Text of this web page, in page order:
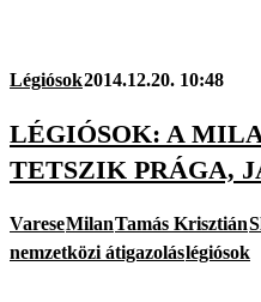
Légiósok2014.12.20. 10:48
LÉGIÓSOK: A
TETSZIK PRÁGA,
VareseMilanTamás Krisztián
nemzetközi átigazoláslégiósok